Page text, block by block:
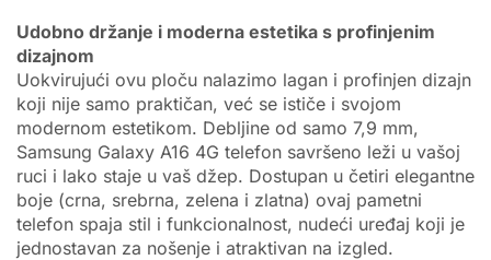
Udobno držanje i moderna estetika s profinjenim
dizajnom
Uokvirujući ovu ploču nalazimo lagan i profinjen dizajn
koji nije samo praktičan, već se ističe i svojom
modernom estetikom. Debljine od samo 7,9 mm,
Samsung Galaxy A16 4G telefon savršeno leži u vašoj
ruci i lako staje u vaš džep. Dostupan u četiri elegantne
boje (crna, srebrna, zelena i zlatna) ovaj pametni
telefon spaja stil i funkcionalnost, nudeći uređaj koji je
jednostavan za nošenje i atraktivan na izgled.